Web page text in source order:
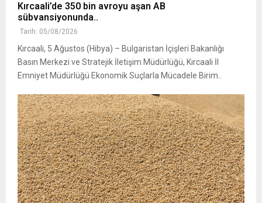
Kırcaali’de 350 bin avroyu aşan AB
sübvansiyonunda..
Tarih: 05/08/2026
Kırcaali, 5 Ağustos (Hibya) – Bulgaristan İçişleri Bakanlığı
Basın Merkezi ve Stratejik İletişim Müdürlüğü, Kırcaali İl
Emniyet Müdürlüğü Ekonomik Suçlarla Mücadele Birim..